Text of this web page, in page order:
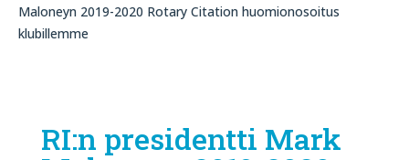
Maloneyn 2019-2020 Rotary Citation huomionosoitus
klubillemme
RI:n presidentti Mark